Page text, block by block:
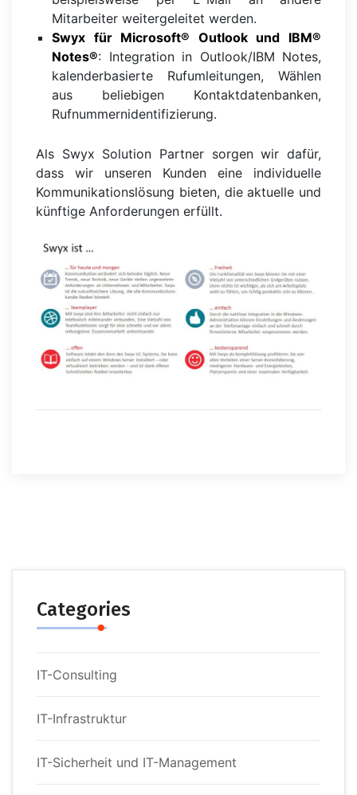
Mitarbeiter weitergeleitet werden.
Swyx für Microsoft® Outlook und IBM®
Notes®: Integration in Outlook/IBM Notes,
kalenderbasierte Rufumleitungen, Wählen
aus beliebigen Kontaktdatenbanken,
Rufnummernidentifizierung.
Als Swyx Solution Partner sorgen wir dafür,
dass wir unseren Kunden eine individuelle
Kommunikationslösung bieten, die aktuelle und
künftige Anforderungen erfüllt.
Categories
IT-Consulting
IT-Infrastruktur
IT-Sicherheit und IT-Management